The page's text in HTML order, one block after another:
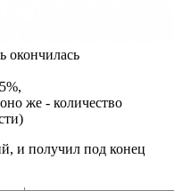
окончилась
же - количество
и получил под конец